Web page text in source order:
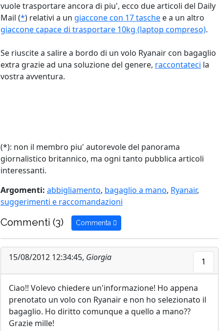
vuole trasportare ancora di piu', ecco due articoli del Daily
Mail (*) relativi a un giaccone con 17 tasche e a un altro
giaccone capace di trasportare 10kg (laptop compreso).
Se riuscite a salire a bordo di un volo Ryanair con bagaglio
extra grazie ad una soluzione del genere, raccontateci la
vostra avventura.
(*): non il membro piu' autorevole del panorama
giornalistico britannico, ma ogni tanto pubblica articoli
interessanti.
Argomenti: abbigliamento, bagaglio a mano, Ryanair,
suggerimenti e raccomandazioni
Commenti (3) Commenta
15/08/2012 12:34:45, Giorgia 1
Ciao!! Volevo chiedere un'informazione! Ho appena
prenotato un volo con Ryanair e non ho selezionato il
bagaglio. Ho diritto comunque a quello a mano??
Grazie mille!